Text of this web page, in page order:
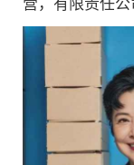
营，有限责任公